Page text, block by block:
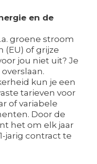
en de
groene stroom
(EU) of grijze
jou niet uit? Je
kun je een
tarieven voor
of variabele
Door de
het om elk jaar
jarig contract te